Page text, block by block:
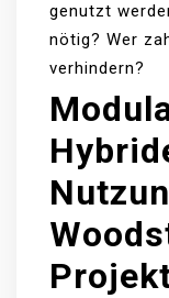
genutzt
nötig? Wer
verhindern?